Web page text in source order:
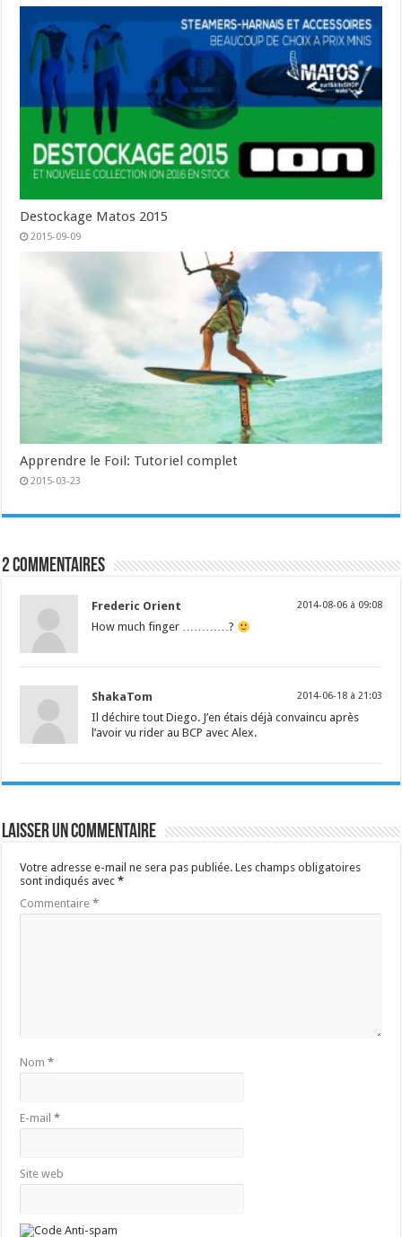
Destockage Matos 2015
2015-09-09
Apprendre le Foil: Tutoriel complet
2015-03-23
2 commentaires
Frederic Orient 2014-08-06 à 09:08
How much finger …………?
ShakaTom 2014-06-18 à 21:03
Il déchire tout Diego. J’en étais déjà convaincu après
l’avoir vu rider au BCP avec Alex.
Laisser un commentaire
Votre adresse e-mail ne sera pas publiée. Les champs obligatoires
sont indiqués avec*
Commentaire*
Nom*
E-mail*
Site web